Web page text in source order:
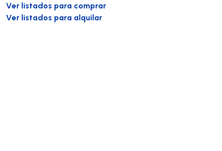
Ver listados para comprar
Ver listados para alquilar